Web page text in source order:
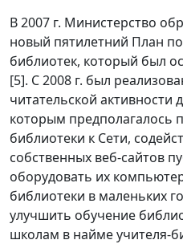
В 2007 г. Министерство
новый пятилетний План
библиотек, который был
[5]. С 2008 г. был
читательской активности
которым предполагалось
библиотеки к Сети,
собственных веб-сайтов
оборудовать их
библиотеки в маленьких
улучшить обучение
школам в найме учителя-